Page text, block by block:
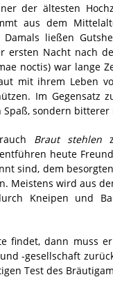
der ältesten
aus dem
Damals ließen
ersten Nacht nach
noctis) war lange
mit ihrem Leben
Im Gegensatz
sondern bitterer
Braut stehlen
heute
sind, dem
Meistens wird aus
Kneipen und
findet, dann muss
-gesellschaft
Test des